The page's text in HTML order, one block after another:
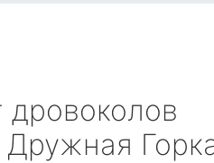
дровоколов
Дружная